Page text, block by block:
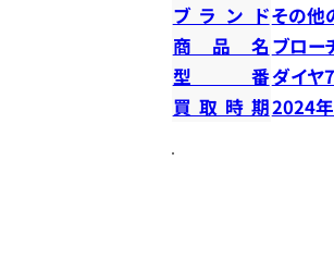
ブランドその他
商品名 ブロー
型番ダイヤ
買取時期2024